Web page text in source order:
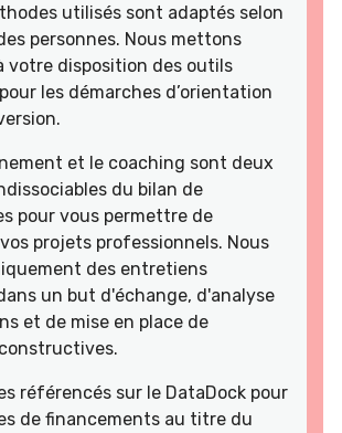
utilisés sont adaptés selon
personnes. Nous mettons
votre disposition des outils
les démarches d’orientation
et le coaching sont deux
du bilan de
pour vous permettre de
projets professionnels. Nous
des entretiens
un but d'échange, d'analyse
et de mise en place de
référencés sur le DataDock pour
de financements au titre du